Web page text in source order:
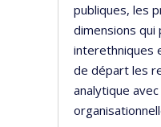
publiques, les
dimensions
interethniques
de départ les
analytique